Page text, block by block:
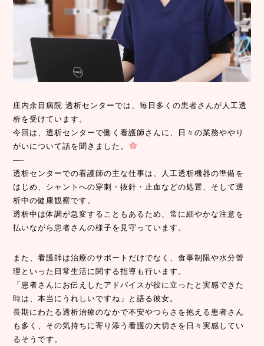
庄内余目病院 透析センターでは、毎日多くの患者さんが人工透
析を受けています。
今回は、透析センターで働く看護師さんに、日々の業務ややり
がいについて話を聞きました。
—-
透析センターでの看護師の主な仕事は、人工透析機器の準備を
はじめ、シャントへの穿刺・抜針・止血などの処置、そして透
析中の健康観察です。
透析中は体調が急変することもあるため、常に細やかな注意を
払いながら患者さんの様子を見守っています。
また、看護師は治療のサポートだけでなく、食事制限や水分管
理といった日常生活に関する指導も行います。
「患者さんにお伝えしたアドバイスが役に立ったと実感できた
時は、本当にうれしいですね」と語る彼女。
長期にわたる透析治療のなかで不安やつらさを抱える患者さん
も多く、その気持ちに寄り添う看護の大切さを日々実感してい
るそうです。